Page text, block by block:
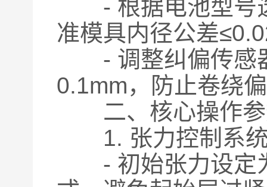
- 根据电池型号选
准模具内径公差
- 调整纠偏传感器
0.1mm，防止卷绕
二、核心操作参
1. 张力控制系
- 初始张力设定为